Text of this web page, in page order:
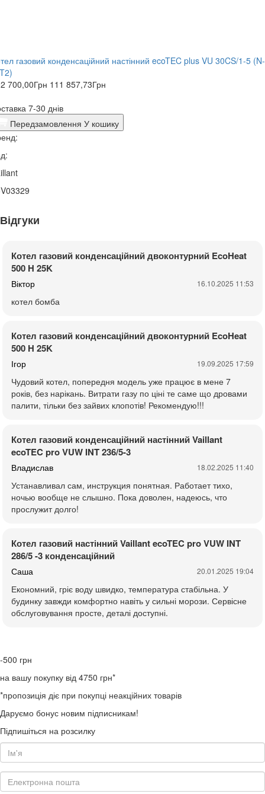
газовий конденсаційний настінний ecoTEC plus VU 30CS/1-5 (N-
700,00Грн 111 857,73Грн
7-30 днів
Передзамовлення У кошику
Відгуки
Котел газовий конденсаційний двоконтурний EcoHeat
500 H 25K
Віктор 16.10.2025 11:53
котел бомба
Котел газовий конденсаційний двоконтурний EcoHeat
500 H 25K
Ігор 19.09.2025 17:59
Чудовий котел, попередня модель уже працює в мене 7
років, без нарікань. Витрати газу по ціні те саме що дровами
палити, тільки без зайвих клопотів! Рекомендую!!!
Котел газовий конденсаційний настінний Vaillant
ecoTEC pro VUW INT 236/5-3
Владислав 18.02.2025 11:40
Устанавливал сам, инструкция понятная. Работает тихо,
ночью вообще не слышно. Пока доволен, надеюсь, что
прослужит долго!
Котел газовий настінний Vaillant ecoTEC pro VUW INT
286/5 -3 конденсаційний
Саша 20.01.2025 19:04
Економний, гріє воду швидко, температура стабільна. У
будинку завжди комфортно навіть у сильні морози. Сервісне
обслуговування просте, деталі доступні.
-500 грн
на вашу покупку від 4750 грн*
*пропозиція діє при покупці неакційних товарів
Даруємо бонус новим підписникам!
Підпишіться на розсилку